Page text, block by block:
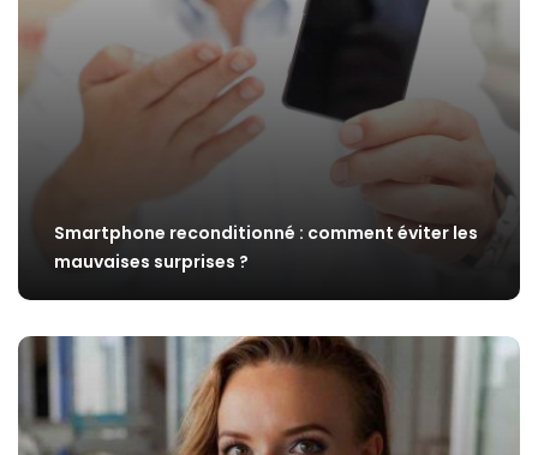
Smartphone reconditionné : comment éviter les
mauvaises surprises ?